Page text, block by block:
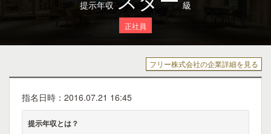
提示年収 級
正社員
フリー株式会社の企業詳細を見る
指名日時：2016.07.21 16:45
提示年収とは？